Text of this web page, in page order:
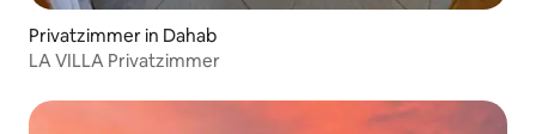
Privatzimmer in Dahab
LA VILLA Privatzimmer